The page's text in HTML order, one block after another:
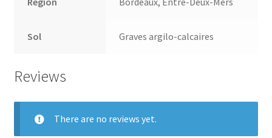
Sol Graves argilo-calcaires
Reviews
There are no reviews yet.